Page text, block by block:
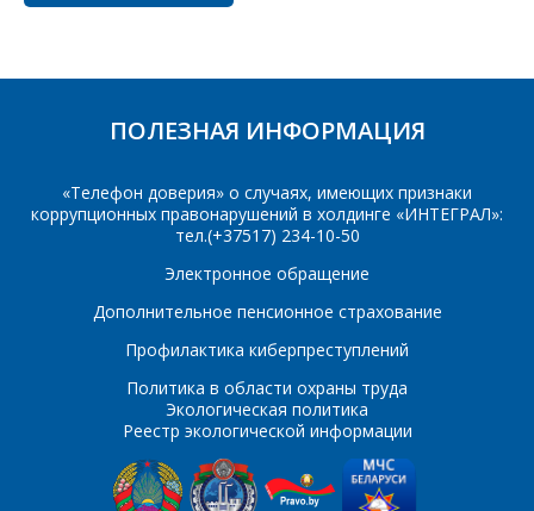
ПОИСК
ПОЛЕЗНАЯ ИНФОРМАЦИЯ
«Телефон доверия» о случаях, имеющих признаки
коррупционных правонарушений в холдинге «ИНТЕГРАЛ»:
тел.(+37517) 234-10-50
Электронное обращение
Дополнительное пенсионное страхование
Профилактика киберпреступлений
Политика в области охраны труда
Экологическая политика
Реестр экологической информации
Телефон*
E-mail*
Интересующий товар/
услуга, их количество
*
E-mail
услуга
Сообщение*